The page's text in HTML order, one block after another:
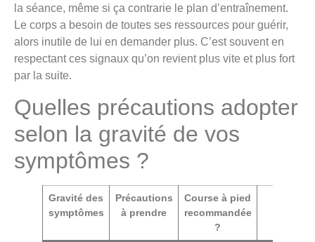
la séance, même si ça contrarie le plan d’entraînement.
Le corps a besoin de toutes ses ressources pour guérir,
alors inutile de lui en demander plus. C’est souvent en
respectant ces signaux qu’on revient plus vite et plus fort
par la suite.
Quelles précautions adopter
selon la gravité de vos
symptômes ?
Gravité des
symptômes
Précautions
à prendre
Course à pied
recommandée
?